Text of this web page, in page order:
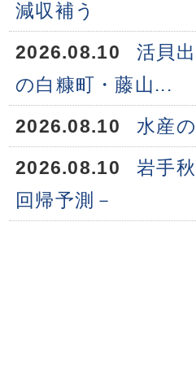
減収補う
2026.08.10
活貝
の白糠町・藤山...
2026.08.10
水産
2026.08.10
岩手
回帰予測－